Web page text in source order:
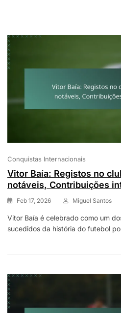
Conquistas Internacionais
Vitor Baía: Registos no
notáveis, Contribuições
Feb 17, 2026 Miguel Santos
Vitor Baía é celebrado como um
sucedidos da história do futebol